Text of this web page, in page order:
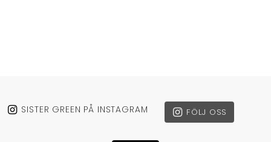
SISTER GREEN PÅ INSTAGRAM FÖLJ OSS